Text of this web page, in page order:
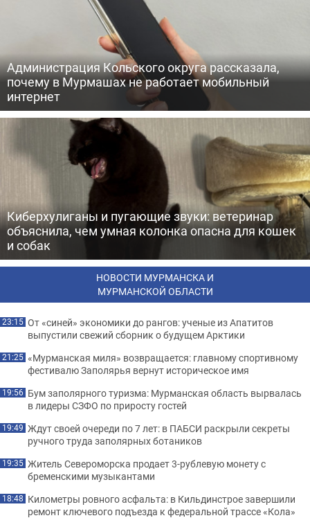
Администрация Кольского округа рассказала,
почему в Мурмашах не работает мобильный
интернет
Киберхулиганы и пугающие звуки: ветеринар
объяснила, чем умная колонка опасна для кошек
и собак
НОВОСТИ МУРМАНСКА И
МУРМАНСКОЙ ОБЛАСТИ
23:15 От «синей» экономики до рангов: ученые из Апатитов
выпустили свежий сборник о будущем Арктики
21:25 «Мурманская миля» возвращается: главному спортивному
фестивалю Заполярья вернут историческое имя
19:56 Бум заполярного туризма: Мурманская область вырвалась
в лидеры СЗФО по приросту гостей
19:49 Ждут своей очереди по 7 лет: в ПАБСИ раскрыли секреты
ручного труда заполярных ботаников
19:35 Житель Североморска продает 3-рублевую монету с
бременскими музыкантами
18:48 Километры ровного асфальта: в Кильдинстрое завершили
ремонт ключевого подъезда к федеральной трассе «Кола»